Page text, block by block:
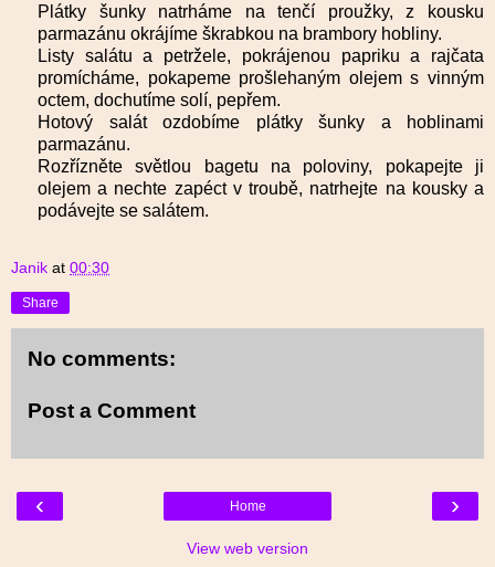
Plátky šunky natrháme na tenčí proužky, z kousku
parmazánu okrájíme škrabkou na brambory hobliny.
Listy salátu a petržele, pokrájenou papriku a rajčata
promícháme, pokapeme prošlehaným olejem s vinným
octem, dochutíme solí, pepřem.
Hotový salát ozdobíme plátky šunky a hoblinami
parmazánu.
Rozřízněte světlou bagetu na poloviny, pokapejte ji
olejem a nechte zapéct v troubě, natrhejte na kousky a
podávejte se salátem.
Janik at 00:30
Share
No comments:
Post a Comment
‹ ›
Home
View web version